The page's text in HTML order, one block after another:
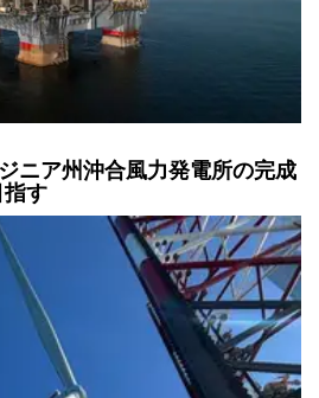
ニア州沖合風力発電所の完成
す